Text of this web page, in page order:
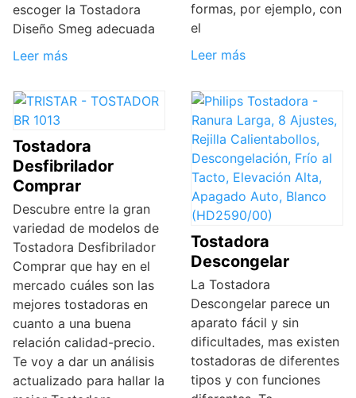
escoger la Tostadora
Diseño Smeg adecuada
Leer más
formas, por ejemplo, con
el
Leer más
Tostadora
Desfibrilador
Comprar
Descubre entre la gran
variedad de modelos de
Tostadora Desfibrilador
Comprar que hay en el
mercado cuáles son las
mejores tostadoras en
cuanto a una buena
relación calidad-precio.
Te voy a dar un análisis
actualizado para hallar la
Tostadora
Descongelar
La Tostadora
Descongelar parece un
aparato fácil y sin
dificultades, mas existen
tostadoras de diferentes
tipos y con funciones